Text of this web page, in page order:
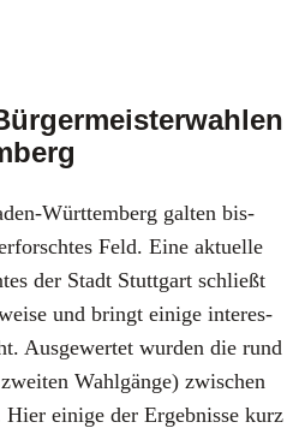
Würt­tem­berg gal­ten bis­
Feld. Eine aktu­el­le
der Stadt Stutt­gart schließt
und bringt eini­ge inter­es­
Aus­ge­wer­tet wur­den die rund
Wahl­gän­ge) zwi­schen
Hier eini­ge der Ergeb­nis­se kurz